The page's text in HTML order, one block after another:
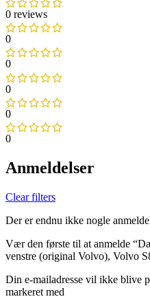
0 reviews
0
0
0
0
0
Anmeldelser
Clear filters
Der er endnu ikke nogle
Vær den første til at anmelde
venstre (original Volvo), Volvo
Din e-mailadresse vil ikke blive
markeret med